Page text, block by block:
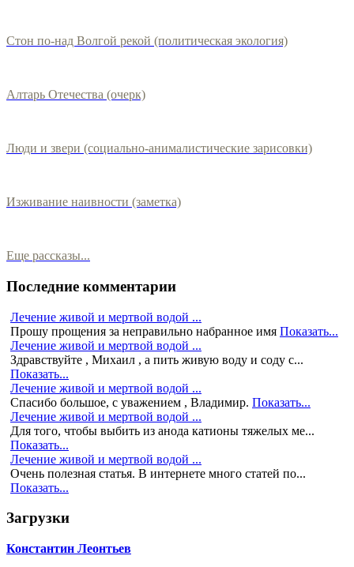
Стон по-над Волгой рекой (политическая экология)
Алтарь Отечества (очерк)
Люди и звери (социально-анималистические зарисовки)
Изживание наивности (заметка)
Еще рассказы...
Последние комментарии
Лечение живой и мертвой водой ...
Прошу прощения за неправильно набранное имя Показать...
Лечение живой и мертвой водой ...
Здравствуйте , Михаил , а пить живую воду и соду с...
Показать...
Лечение живой и мертвой водой ...
Спасибо большое, с уважением , Владимир. Показать...
Лечение живой и мертвой водой ...
Для того, чтобы выбить из анода катионы тяжелых ме...
Показать...
Лечение живой и мертвой водой ...
Очень полезная статья. В интернете много статей по...
Показать...
Загрузки
Константин Леонтьев